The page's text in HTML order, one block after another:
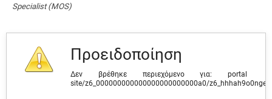
Specialist (MOS)
Προειδοποίηση
Δεν βρέθηκε περιεχόμενο για: ‭portal
site/z6_000000000000000000000000a0/